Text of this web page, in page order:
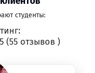
студенты:
(55 отзывов )